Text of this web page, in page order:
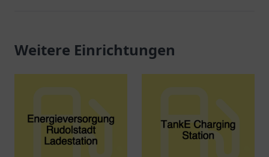
Weitere Einrichtungen